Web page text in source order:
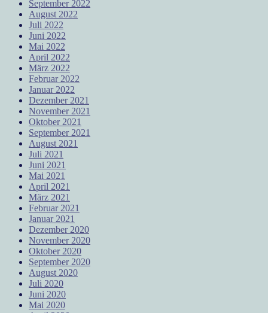
September 2022
August 2022
Juli 2022
Juni 2022
Mai 2022
April 2022
März 2022
Februar 2022
Januar 2022
Dezember 2021
November 2021
Oktober 2021
September 2021
August 2021
Juli 2021
Juni 2021
Mai 2021
April 2021
März 2021
Februar 2021
Januar 2021
Dezember 2020
November 2020
Oktober 2020
September 2020
August 2020
Juli 2020
Juni 2020
Mai 2020